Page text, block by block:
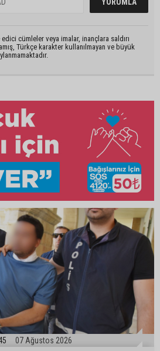
cümleler veya imalar, inançlara saldırı
Türkçe karakter kullanılmayan ve büyük
07 Ağustos 2026